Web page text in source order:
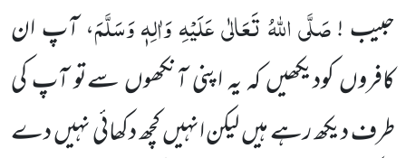
حبیب !صَلَّی اللہُ تَعَالٰی عَلَیْہِ وَاٰلِہٖ وَسَلَّمَ، آپ ان
کافروں کودیکھیں کہ یہ اپنی آنکھوں سےتو آپ کی
طرف دیکھ رہے ہیں لیکن انہیں کچھ دکھائی نہیں دے